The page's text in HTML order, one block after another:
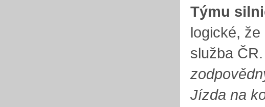
Týmu
logické,
služba ČR.
Jízda na